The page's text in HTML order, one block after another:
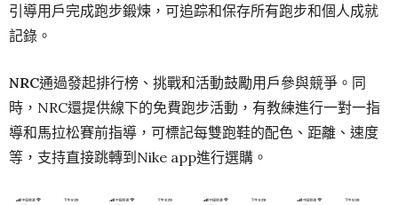
引導用戶完成跑步鍛煉，可追踪和保存所有跑步和個人成就
記錄。
NRC通過發起排行榜、挑戰和活動鼓勵用戶參與競爭。同
時，NRC還提供線下的免費跑步活動，有教練進行一對一指
導和馬拉松賽前指導，可標記每雙跑鞋的配色、距離、速度
等，支持直接跳轉到Nike app進行選購。